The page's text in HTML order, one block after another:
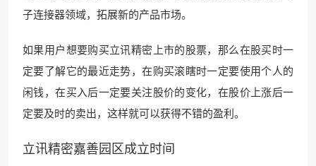
子连接器领域，拓展新的产品市场。
如果用户想要购买立讯精密上市的股票，那么在股买时一
定要了解它的最近走势，在购买滚瞎时一定要使用个人的
闲钱，在买入后一定要关注股价的变化，在股价上涨后一
定要及时的卖出，这样就可以获得不错的盈利。
立讯精密嘉善园区成立时间